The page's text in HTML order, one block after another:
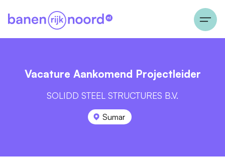
Vacature Aankomend Projectleider
SOLIDD STEEL STRUCTURES B.V.
Sumar